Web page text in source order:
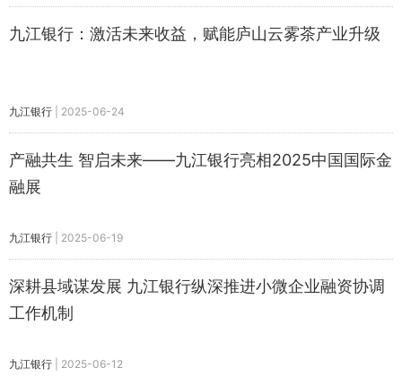
九江银行：激活未来收益，赋能庐山云雾茶产业升级
九江银行 2025-06-24
产融共生 智启未来——九江银行亮相2025中国国际金
融展
九江银行 2025-06-19
深耕县域谋发展 九江银行纵深推进小微企业融资协调
工作机制
九江银行 2025-06-12